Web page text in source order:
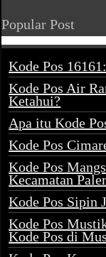
Popular Post
Kode Pos
Kode Pos Air
Ketahui?
Apa itu Kode
Kode Pos
Kode Pos
Kecamatan
Kode Pos Sipin
Kode Pos
Kode Pos di